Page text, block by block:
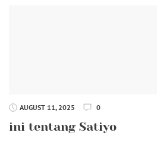
AUGUST 11, 2025 0
ini tentang Satiyo